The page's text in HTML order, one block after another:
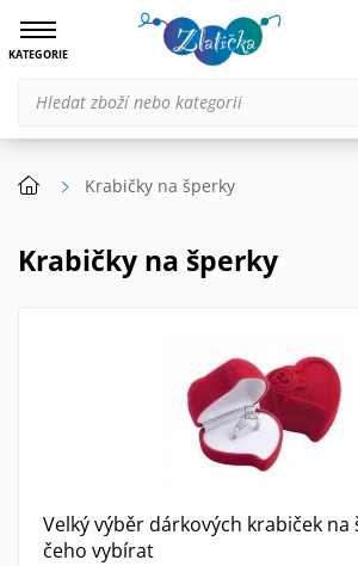
KATEGORIE
Krabičky na šperky
Krabičky na šperky
Velký výběr dárkových krabiček na
čeho vybírat